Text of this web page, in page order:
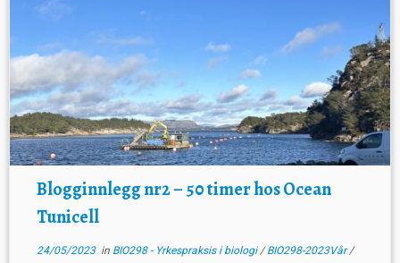
Blogginnlegg nr2 – 50 timer hos Ocean
Tunicell
24/05/2023in BIO298 - Yrkespraksis i biologi/BIO298-2023Vår/